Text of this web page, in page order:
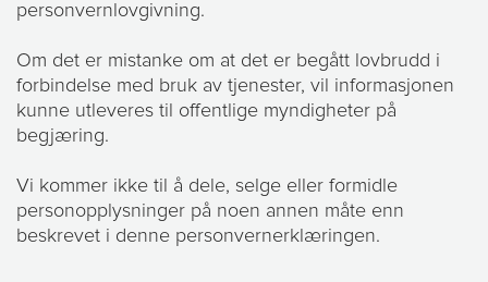
personvernlovgivning.
Om det er mistanke om at det er begått lovbrudd i
forbindelse med bruk av tjenester, vil informasjonen
kunne utleveres til offentlige myndigheter på
begjæring.
Vi kommer ikke til å dele, selge eller formidle
personopplysninger på noen annen måte enn
beskrevet i denne personvernerklæringen.